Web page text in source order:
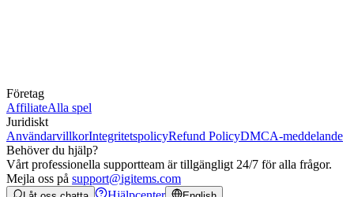
Företag
AffiliateAlla spel
Juridiskt
AnvändarvillkorIntegritetspolicyRefund PolicyDMCA-meddelande
Behöver du hjälp?
Vårt professionella supportteam är tillgängligt 24/7 för alla frågor.
Mejla oss på support@igitems.com